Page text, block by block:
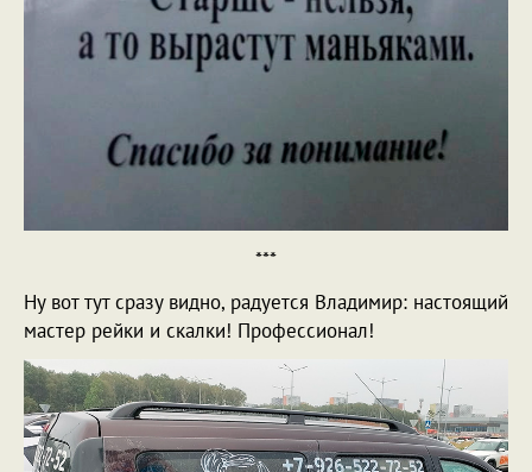
***
Ну вот тут сразу видно, радуется Владимир: настоящий
мастер рейки и скалки! Профессионал!